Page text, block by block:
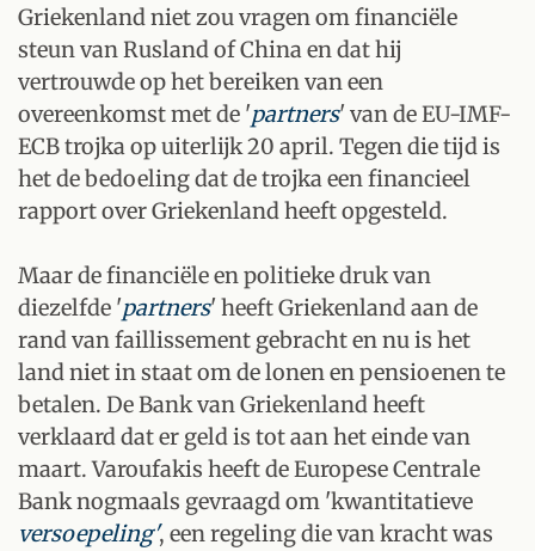
Griekenland niet zou vragen om financiële
steun van Rusland of China en dat hij
vertrouwde op het bereiken van een
overeenkomst met de 'partners' van de EU-IMF-
ECB trojka op uiterlijk 20 april. Tegen die tijd is
het de bedoeling dat de trojka een financieel
rapport over Griekenland heeft opgesteld.
Maar de financiële en politieke druk van
diezelfde 'partners' heeft Griekenland aan de
rand van faillissement gebracht en nu is het
land niet in staat om de lonen en pensioenen te
betalen. De Bank van Griekenland heeft
verklaard dat er geld is tot aan het einde van
maart. Varoufakis heeft de Europese Centrale
Bank nogmaals gevraagd om 'kwantitatieve
versoepeling', een regeling die van kracht was